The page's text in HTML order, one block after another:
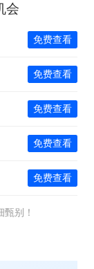
会
免费查看
免费查看
免费查看
免费查看
免费查看
别！